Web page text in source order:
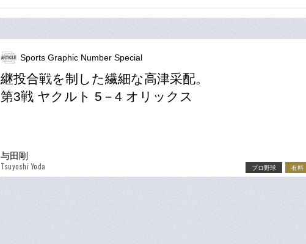
Sports Graphic Number Special
継投合戦を制した繊細な高津采配。
第3戦 ヤクルト 5－4 オリックス
与田剛
Tsuyoshi Yoda プロ野球 有料